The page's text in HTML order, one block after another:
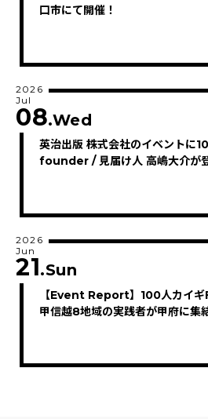
口市にて開催！
英治出版 株式会社のイベントに
founder / 見届け人 高嶋大介が
2026
Jul
08.Wed
【Event Report】100人カイ
甲信越8地域の実践者が甲府に集
2026
Jun
21.Sun